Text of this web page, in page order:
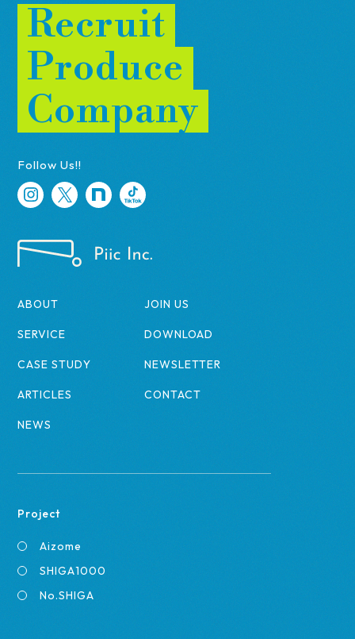
Recruit
Produce
Company
Follow Us!!
ABOUT JOIN US
SERVICE DOWNLOAD
CASE STUDY NEWSLETTER
ARTICLES CONTACT
NEWS
Project
Aizome
SHIGA1000
No.SHIGA